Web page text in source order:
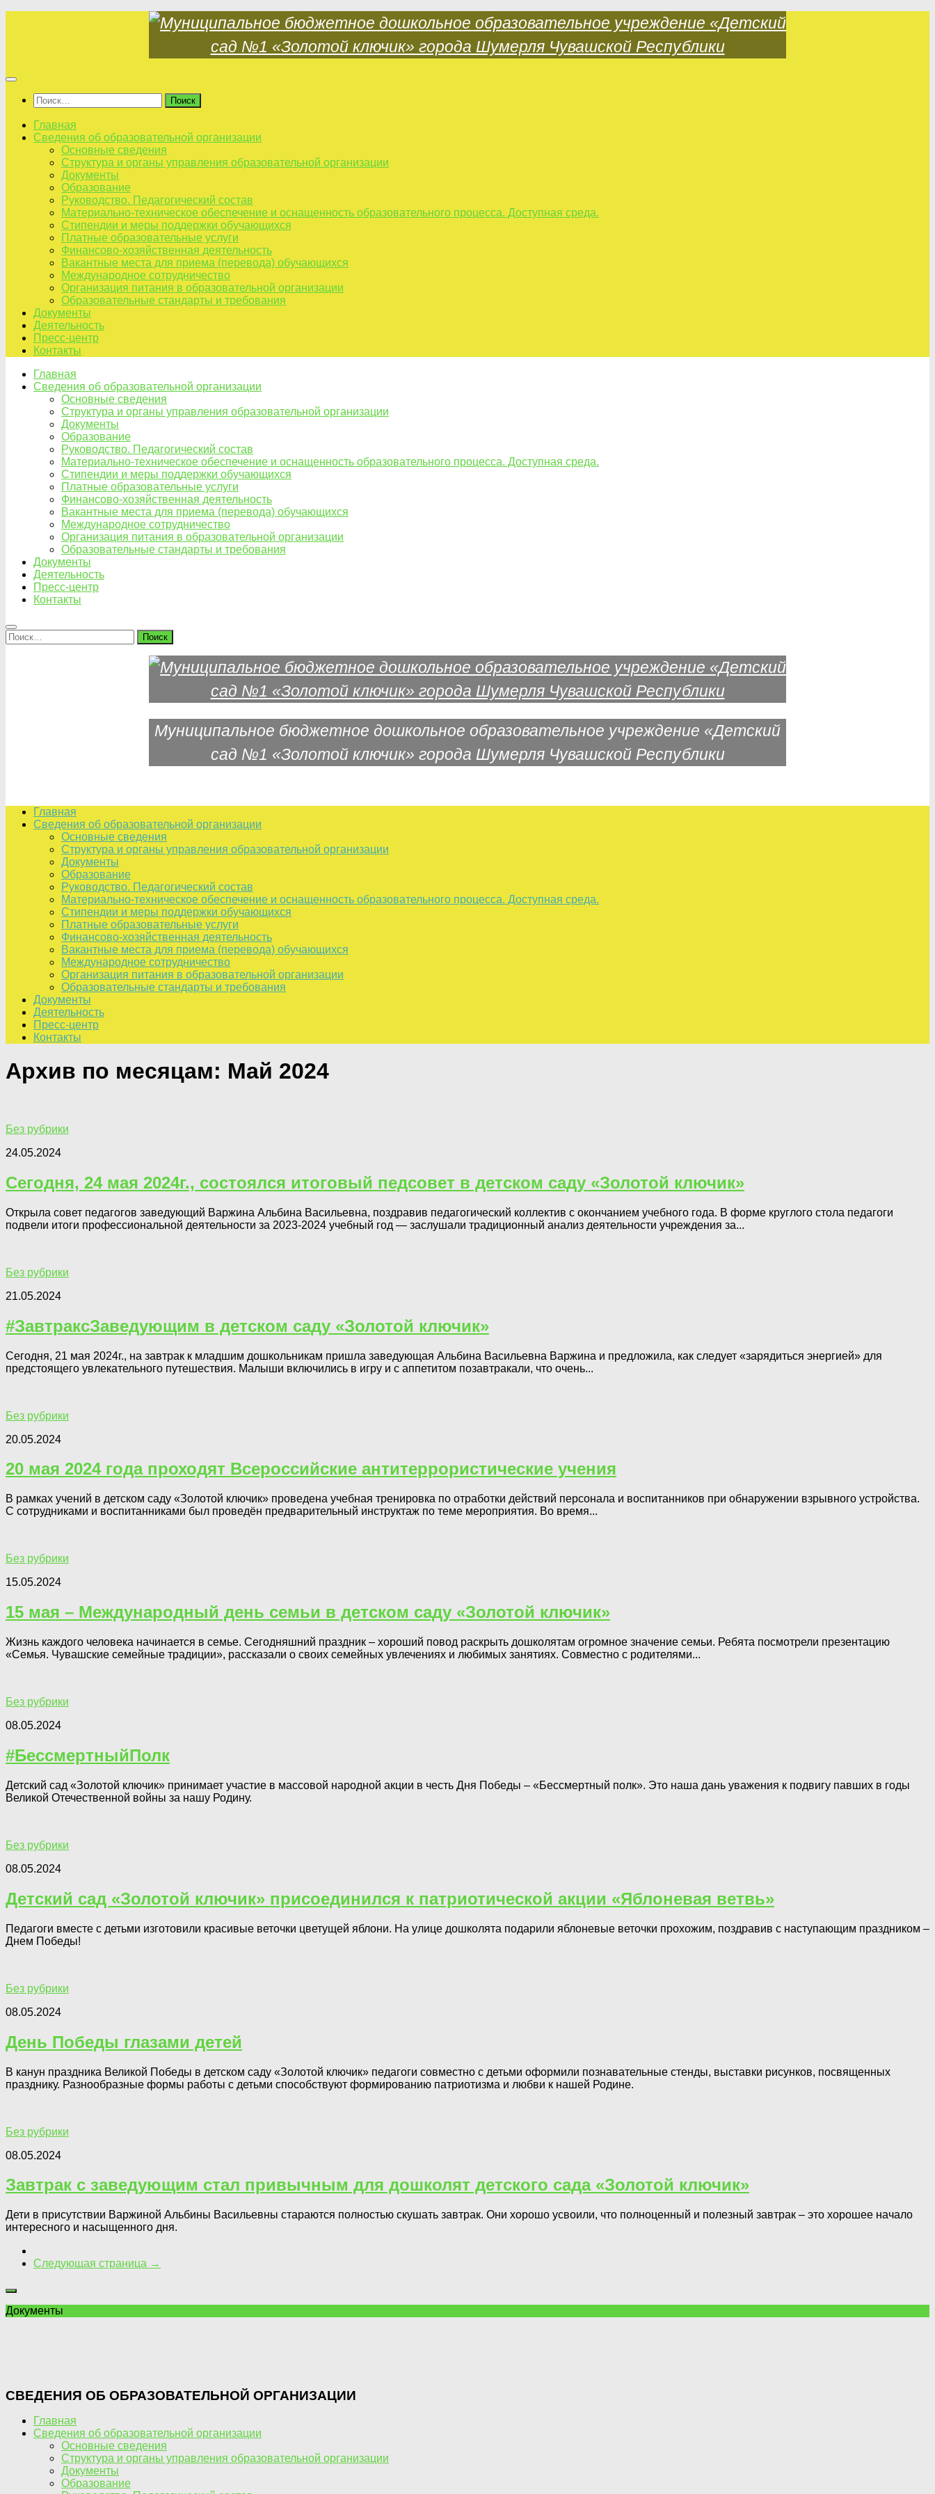
Найти:
Главная
Сведения об образовательной организации
Основные сведения
Структура и органы управления образовательной организации
Документы
Образование
Руководство. Педагогический состав
Материально-техническое обеспечение и оснащенность образовательного процесса. Доступная среда.
Стипендии и меры поддержки обучающихся
Платные образовательные услуги
Финансово-хозяйственная деятельность
Вакантные места для приема (перевода) обучающихся
Международное сотрудничество
Организация питания в образовательной организации
Образовательные стандарты и требования
Документы
Деятельность
Пресс-центр
Контакты
Главная
Сведения об образовательной организации
Основные сведения
Структура и органы управления образовательной организации
Документы
Образование
Руководство. Педагогический состав
Материально-техническое обеспечение и оснащенность образовательного процесса. Доступная среда.
Стипендии и меры поддержки обучающихся
Платные образовательные услуги
Финансово-хозяйственная деятельность
Вакантные места для приема (перевода) обучающихся
Международное сотрудничество
Организация питания в образовательной организации
Образовательные стандарты и требования
Документы
Деятельность
Пресс-центр
Контакты
Найти:
Муниципальное бюджетное дошкольное образовательное учреждение «Детский
сад №1 «Золотой ключик» города Шумерля Чувашской Республики
Главная
Сведения об образовательной организации
Основные сведения
Структура и органы управления образовательной организации
Документы
Образование
Руководство. Педагогический состав
Материально-техническое обеспечение и оснащенность образовательного процесса. Доступная среда.
Стипендии и меры поддержки обучающихся
Платные образовательные услуги
Финансово-хозяйственная деятельность
Вакантные места для приема (перевода) обучающихся
Международное сотрудничество
Организация питания в образовательной организации
Образовательные стандарты и требования
Документы
Деятельность
Пресс-центр
Контакты
Архив по месяцам: Май 2024
Без рубрики
24.05.2024
Сегодня, 24 мая 2024г., состоялся итоговый педсовет в детском саду «Золотой ключик»
Открыла совет педагогов заведующий Варжина Альбина Васильевна, поздравив педагогический коллектив с окончанием учебного года. В форме круглого стола педагоги
подвели итоги профессиональной деятельности за 2023-2024 учебный год — заслушали традиционный анализ деятельности учреждения за...
Без рубрики
21.05.2024
#ЗавтраксЗаведующим в детском саду «Золотой ключик»
Сегодня, 21 мая 2024г., на завтрак к младшим дошкольникам пришла заведующая Альбина Васильевна Варжина и предложила, как следует «зарядиться энергией» для
предстоящего увлекательного путешествия. Малыши включились в игру и с аппетитом позавтракали, что очень...
Без рубрики
20.05.2024
20 мая 2024 года проходят Всероссийские антитеррористические учения
В рамках учений в детском саду «Золотой ключик» проведена учебная тренировка по отработки действий персонала и воспитанников при обнаружении взрывного устройства.
С сотрудниками и воспитанниками был проведён предварительный инструктаж по теме мероприятия. Во время...
Без рубрики
15.05.2024
15 мая – Международный день семьи в детском саду «Золотой ключик»
Жизнь каждого человека начинается в семье. Сегодняшний праздник – хороший повод раскрыть дошколятам огромное значение семьи. Ребята посмотрели презентацию
«Семья. Чувашские семейные традиции», рассказали о своих семейных увлечениях и любимых занятиях. Совместно с родителями...
Без рубрики
08.05.2024
#БессмертныйПолк
Детский сад «Золотой ключик» принимает участие в массовой народной акции в честь Дня Победы – «Бессмертный полк». Это наша дань уважения к подвигу павших в годы
Великой Отечественной войны за нашу Родину.
Без рубрики
08.05.2024
Детский сад «Золотой ключик» присоединился к патриотической акции «Яблоневая ветвь»
Педагоги вместе с детьми изготовили красивые веточки цветущей яблони. На улице дошколята подарили яблоневые веточки прохожим, поздравив с наступающим праздником –
Днем Победы!
Без рубрики
08.05.2024
День Победы глазами детей
В канун праздника Великой Победы в детском саду «Золотой ключик» педагоги совместно с детьми оформили познавательные стенды, выставки рисунков, посвященных
празднику. Разнообразные формы работы с детьми способствуют формированию патриотизма и любви к нашей Родине.
Без рубрики
08.05.2024
Завтрак с заведующим стал привычным для дошколят детского сада «Золотой ключик»
Дети в присутствии Варжиной Альбины Васильевны стараются полностью скушать завтрак. Они хорошо усвоили, что полноценный и полезный завтрак – это хорошее начало
интересного и насыщенного дня.
Следующая страница →
Документы
СВЕДЕНИЯ ОБ ОБРАЗОВАТЕЛЬНОЙ ОРГАНИЗАЦИИ
Главная
Сведения об образовательной организации
Основные сведения
Структура и органы управления образовательной организации
Документы
Образование